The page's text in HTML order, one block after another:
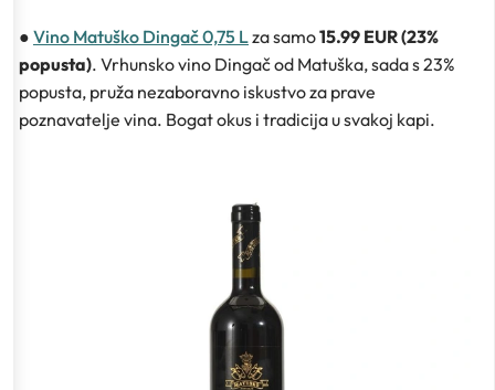
● Vino Matuško Dingač 0,75 Lza samo15.99 EUR (23%
popusta). Vrhunsko vino Dingač od Matuška, sada s 23%
popusta, pruža nezaboravno iskustvo za prave
poznavatelje vina. Bogat okus i tradicija u svakoj kapi.